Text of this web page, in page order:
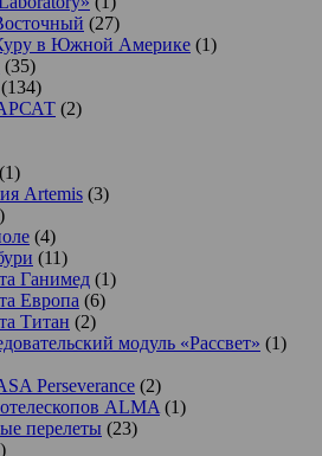
(27)
в Южной Америке (1)
(35)
(134)
(2)
(1)
Artemis (3)
(4)
(11)
Ганимед (1)
Европа (6)
Титан (2)
модуль «Рассвет» (1)
Perseverance (2)
ALMA (1)
перелеты (23)